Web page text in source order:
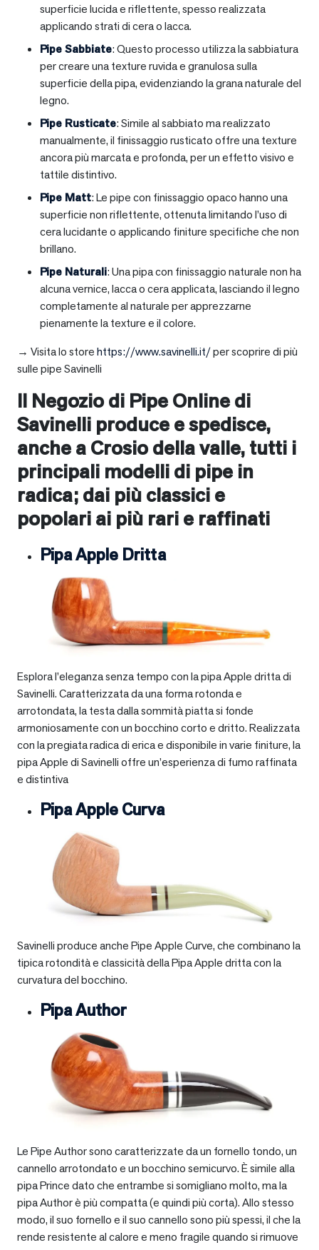
superficie lucida e riflettente, spesso realizzata
applicando strati di cera o lacca.
Pipe Sabbiate: Questo processo utilizza la sabbiatura
per creare una texture ruvida e granulosa sulla
superficie della pipa, evidenziando la grana naturale del
legno.
Pipe Rusticate: Simile al sabbiato ma realizzato
manualmente, il finissaggio rusticato offre una texture
ancora più marcata e profonda, per un effetto visivo e
tattile distintivo.
Pipe Matt: Le pipe con finissaggio opaco hanno una
superficie non riflettente, ottenuta limitando l’uso di
cera lucidante o applicando finiture specifiche che non
brillano.
Pipe Naturali: Una pipa con finissaggio naturale non ha
alcuna vernice, lacca o cera applicata, lasciando il legno
completamente al naturale per apprezzarne
pienamente la texture e il colore.
→ Visita lo storehttps://www.savinelli.it/per scoprire di più
sulle pipe Savinelli
Il Negozio di Pipe Online di
Savinelli produce e spedisce,
anche aCrosio della valle, tutti i
principali modelli di pipe in
radica; dai più classici e
popolari ai più rari e raffinati
Pipa Apple Dritta
Esplora l’eleganza senza tempo con la pipa Apple dritta di
Savinelli. Caratterizzata da una forma rotonda e
arrotondata, la testa dalla sommità piatta si fonde
armoniosamente con un bocchino corto e dritto. Realizzata
con la pregiata radica di erica e disponibile in varie finiture, la
pipa Apple di Savinelli offre un’esperienza di fumo raffinata
e distintiva
Pipa Apple Curva
Savinelli produce anche Pipe Apple Curve, che combinano la
tipica rotondità e classicità della Pipa Apple dritta con la
curvatura del bocchino.
Pipa Author
Le Pipe Author sono caratterizzate da un fornello tondo, un
cannello arrotondato e un bocchino semicurvo. È simile alla
pipa Prince dato che entrambe si somigliano molto, ma la
pipa Author è più compatta (e quindi più corta). Allo stesso
modo, il suo fornello e il suo cannello sono più spessi, il che la
rende resistente al calore e meno fragile quando si rimuove